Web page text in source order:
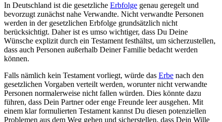
In Deutschland ist die gesetzliche Erbfolge genau geregelt und
bevorzugt zunächst nahe Verwandte. Nicht verwandte Personen
werden in der gesetzlichen Erbfolge grundsätzlich nicht
berücksichtigt. Daher ist es umso wichtiger, dass Du Deine
Wünsche explizit durch ein Testament festhältst, um sicherzustellen,
dass auch Personen außerhalb Deiner Familie bedacht werden
können.
Falls nämlich kein Testament vorliegt, würde das Erbe nach den
gesetzlichen Vorgaben verteilt werden, worunter nicht verwandte
Personen normalerweise nicht fallen würden. Dies könnte dazu
führen, dass Dein Partner oder enge Freunde leer ausgehen. Mit
einem klar formulierten Testament kannst Du diesen potenziellen
Problemen aus dem Weg gehen und sicherstellen, dass Dein Wille